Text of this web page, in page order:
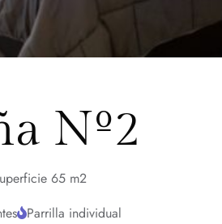
Nº2
65 m2
Parrilla individual